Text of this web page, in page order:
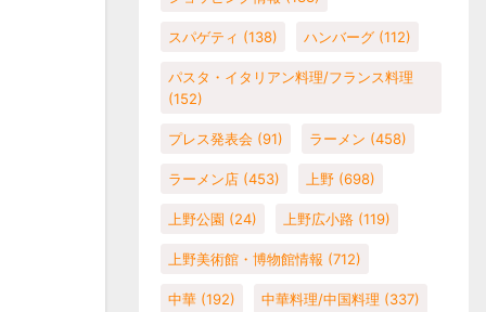
スパゲティ (138) ハンバーグ (112)
パスタ・イタリアン料理/フランス料理
(152)
プレス発表会 (91) ラーメン (458)
ラーメン店 (453) 上野 (698)
上野公園 (24) 上野広小路 (119)
上野美術館・博物館情報 (712)
中華 (192) 中華料理/中国料理 (337)